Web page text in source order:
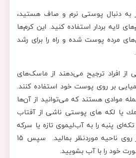
به دنبال پوستی نرم و صاف هستید،
لایه ‌بردار استفاده کنید. این کرم‌ها
مرده پوست شده و راه را برای رشد
از افراد ترجیح می‌دهند از ماسک‌های
بر روی پوست خود استفاده کنند.
موادی هستند که می‌توانید از آن‌ها
یا لکه‌ های پوستی ناشی از آفتاب
پنبه را به آب‌لیموی تازه یا سرکه
سیب آغشته کرده و بر روی ناحیه موردنظر بمالید. سپس 15
خود را با آب بشویید.